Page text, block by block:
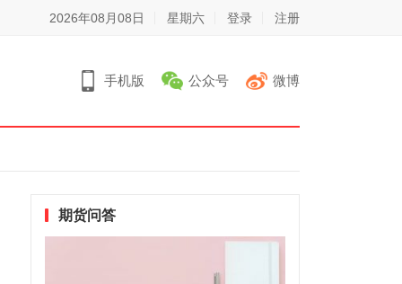
2026年08月08日 星期六 登录 注册
手机版 公众号 微博
期货问答